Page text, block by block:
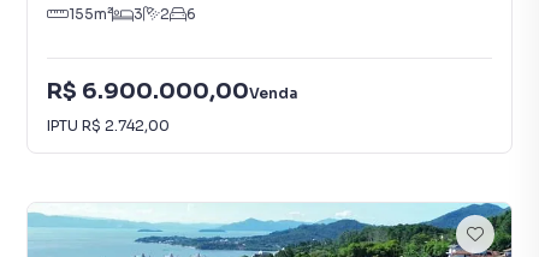
155m² 3 2 6
R$ 6.900.000,00Venda
IPTU R$ 2.742,00